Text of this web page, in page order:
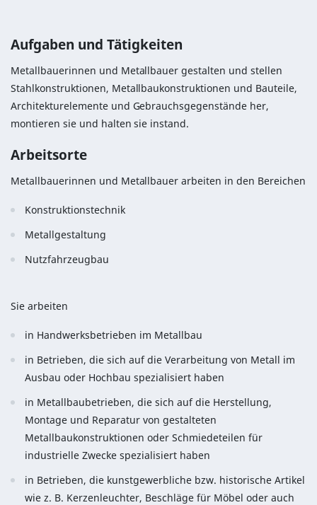
Aufgaben und Tätigkeiten
Metallbauerinnen und Metallbauer gestalten und stellen
Stahlkonstruktionen, Metallbaukonstruktionen und Bauteile,
Architekturelemente und Gebrauchsgegenstände her,
montieren sie und halten sie instand.
Arbeitsorte
Metallbauerinnen und Metallbauer arbeiten in den Bereichen
Konstruktionstechnik
Metallgestaltung
Nutzfahrzeugbau
Sie arbeiten
in Handwerksbetrieben im Metallbau
in Betrieben, die sich auf die Verarbeitung von Metall im
Ausbau oder Hochbau spezialisiert haben
in Metallbaubetrieben, die sich auf die Herstellung,
Montage und Reparatur von gestalteten
Metallbaukonstruktionen oder Schmiedeteilen für
industrielle Zwecke spezialisiert haben
in Betrieben, die kunstgewerbliche bzw. historische Artikel
wie z. B. Kerzenleuchter, Beschläge für Möbel oder auch